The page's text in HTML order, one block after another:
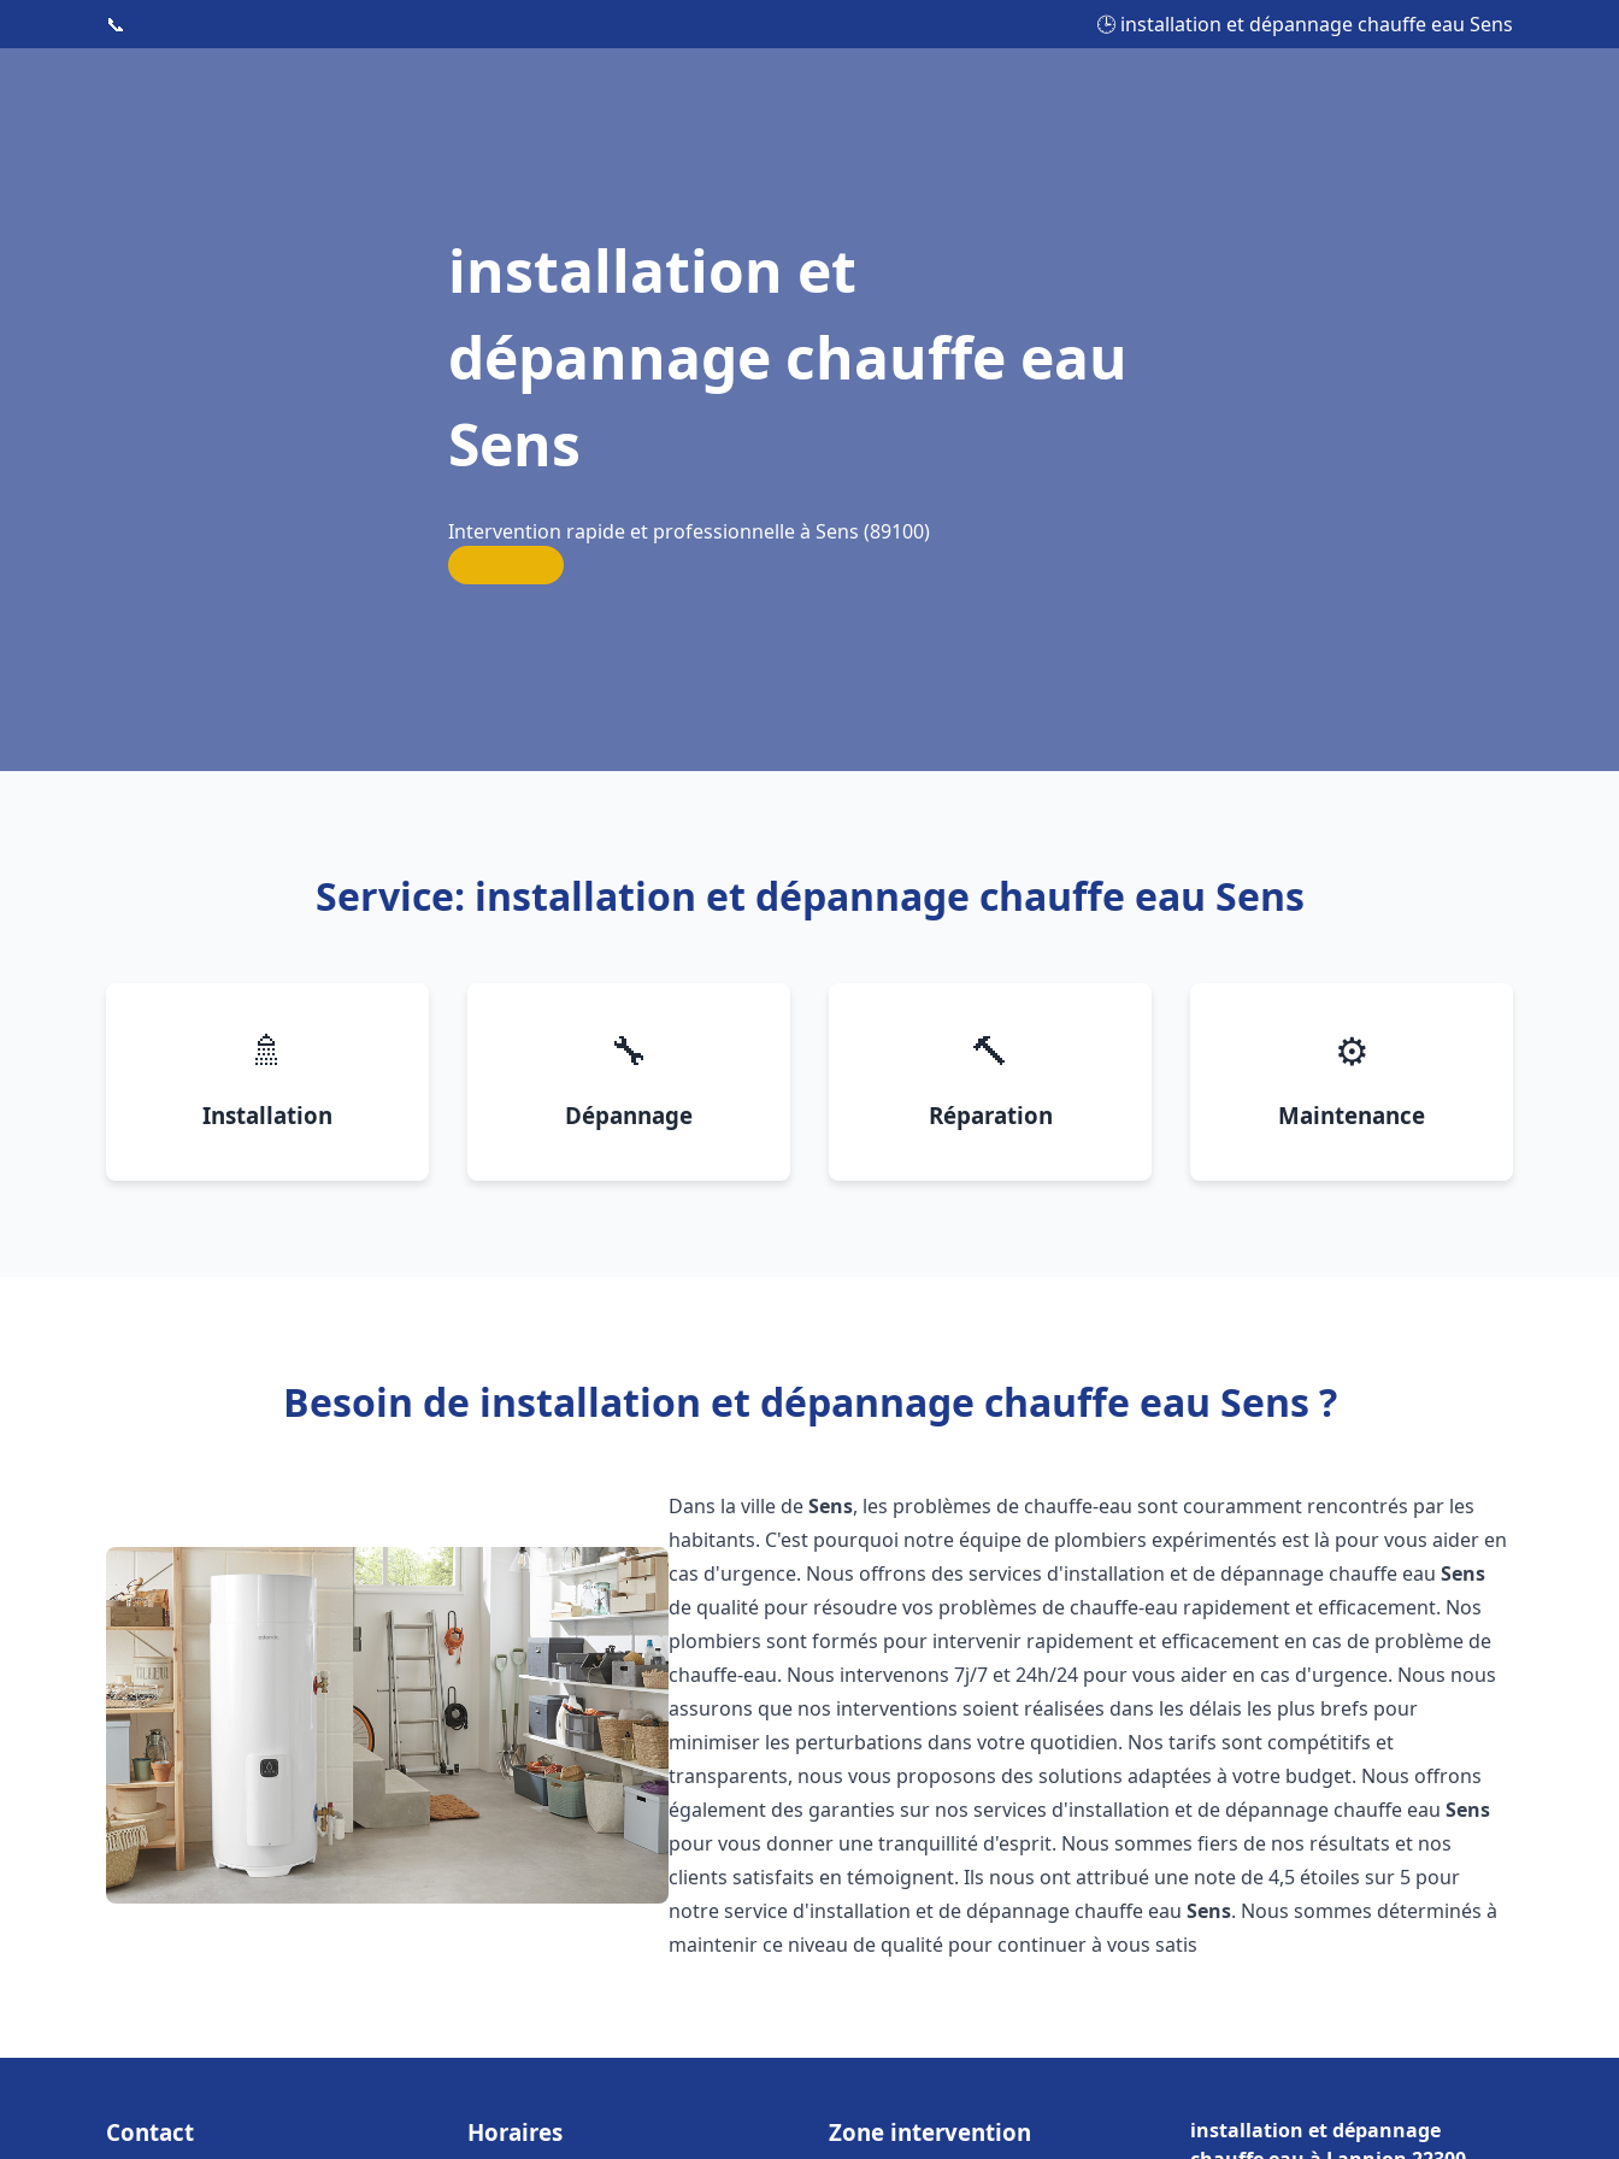
📞 🕒 installation et dépannage chauffe eau Sens
installation et
dépannage chauffe eau
Sens
Intervention rapide et professionnelle à Sens (89100)
Service: installation et dépannage chauffe eau Sens
🚿
Installation
🔧
Dépannage
🔨
Réparation
⚙️
Maintenance
Besoin de installation et dépannage chauffe eau Sens ?
Dans la ville deSens, les problèmes de chauffe-eau sont couramment rencontrés par les
habitants. C'est pourquoi notre équipe de plombiers expérimentés est là pour vous aider en
cas d'urgence. Nous offrons des services d'installation et de dépannage chauffe eauSens
de qualité pour résoudre vos problèmes de chauffe-eau rapidement et efficacement. Nos
plombiers sont formés pour intervenir rapidement et efficacement en cas de problème de
chauffe-eau. Nous intervenons 7j/7 et 24h/24 pour vous aider en cas d'urgence. Nous nous
assurons que nos interventions soient réalisées dans les délais les plus brefs pour
minimiser les perturbations dans votre quotidien. Nos tarifs sont compétitifs et
transparents, nous vous proposons des solutions adaptées à votre budget. Nous offrons
également des garanties sur nos services d'installation et de dépannage chauffe eauSens
pour vous donner une tranquillité d'esprit. Nous sommes fiers de nos résultats et nos
clients satisfaits en témoignent. Ils nous ont attribué une note de 4,5 étoiles sur 5 pour
notre service d'installation et de dépannage chauffe eauSens. Nous sommes déterminés à
maintenir ce niveau de qualité pour continuer à vous satis
Contact Horaires Zone intervention
installation et dépannage